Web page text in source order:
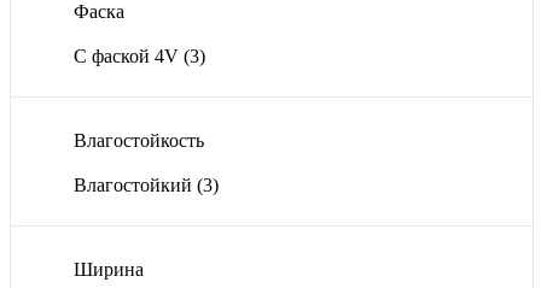
Фаска
С фаской 4V (3)
Влагостойкость
Влагостойкий (3)
Ширина